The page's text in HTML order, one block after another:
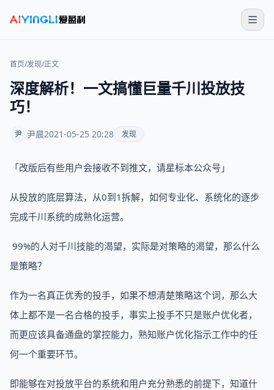
首页/发现/正文
深度解析！一文搞懂巨量千川投放技
巧！
尹 尹晨2021-05-25 20:28 发现
「改版后有些用户会接收不到推文，请星标本公众号」
从投放的底层算法，从0到1拆解，如何专业化、系统化的逐步
完成千川系统的成熟化运营。
99%的人对千川技能的渴望，实际是对策略的渴望，那么什么
是策略？
作为一名真正优秀的投手，如果不想清楚策略这个词，那么大
体上都不是一名合格的投手，事实上投手不只是账户优化者，
而更应该具备通盘的掌控能力，熟知账户优化指示工作中的任
何一个重要环节。
即能够在对投放平台的系统和用户充分熟悉的前提下，知道什